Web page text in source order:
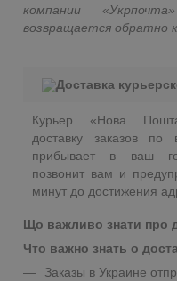
компании
возвращается обратно
Доставка
Курьер «Нова
доставку заказов по
прибывает в ваш
позвонит вам и
минут до достижения
Що важливо знати про
Что важно знать о
Заказы в Украине